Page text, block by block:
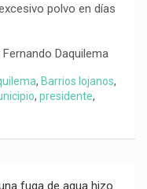
polvo en días
Daquilema
, Barrios lojanos,
, presidente,
fuga de agua hizo